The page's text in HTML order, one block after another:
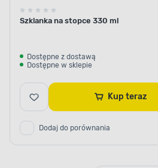
Szklanka na stopce 330 ml
Dostępne z dostawą
Dostępne w sklepie
Kup teraz
Dodaj do porównania